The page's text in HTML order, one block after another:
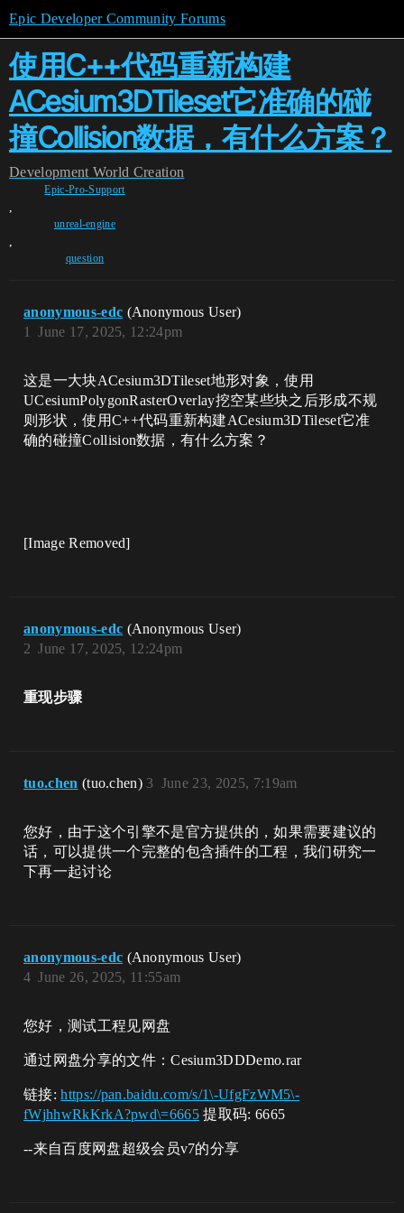
Epic Developer Community Forums
使用C++代码重新构建
ACesium3DTileset它准确的碰
撞Collision数据，有什么方案？
Development World Creation
Epic-Pro-Support
,
unreal-engine
,
question
anonymous-edc (Anonymous User)
June 17, 2025, 12:24pm
1
这是一大块ACesium3DTileset地形对象，使用
UCesiumPolygonRasterOverlay挖空某些块之后形成不规
则形状，使用C++代码重新构建ACesium3DTileset它准
确的碰撞Collision数据，有什么方案？
[Image Removed]
anonymous-edc (Anonymous User)
June 17, 2025, 12:24pm
2
重现步骤
tuo.chen (tuo.chen) June 23, 2025, 7:19am
3
您好，由于这个引擎不是官方提供的，如果需要建议的
话，可以提供一个完整的包含插件的工程，我们研究一
下再一起讨论
anonymous-edc (Anonymous User)
June 26, 2025, 11:55am
4
您好，测试工程见网盘
通过网盘分享的文件：Cesium3DDDemo.rar
链接:https://pan.baidu.com/s/1\-UfgFzWM5\-
fWjhhwRkKrkA?pwd\=6665 提取码: 6665
--来自百度网盘超级会员v7的分享